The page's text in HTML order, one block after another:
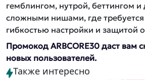
гемблингом, нутрой, беттингом и
сложными нишами, где
гибкостью настройки и защитой
Промокод ARBCORE30 даст вам
новых пользователей.
Также интересно